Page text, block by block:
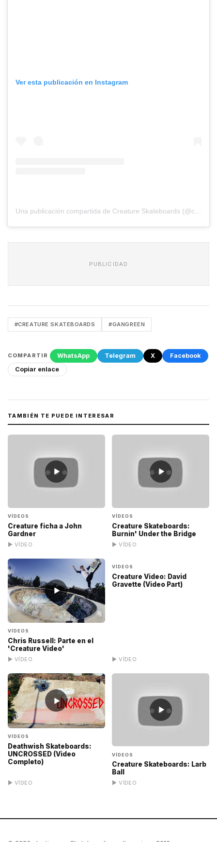
Ver esta publicación en Instagram
PUBLICIDAD
#CREATURE SKATEBOARDS #GANGREEN
COMPARTIR WhatsApp Telegram X
Facebook
Copiar enlace
TAMBIÉN TE PUEDE INTERESAR
▶
VÍDEOS
Creature ficha a John
Gardner
▶ VÍDEO
▶
VÍDEOS
Creature Skateboards:
Burnin' Under the Bridge
▶ VÍDEO
▶
VÍDEOS
Chris Russell: Parte en el
'Creature Video'
▶ VÍDEO
VÍDEOS
Creature Video: David
Gravette (Video Part)
▶ VÍDEO
▶
VÍDEOS
Deathwish Skateboards:
UNCROSSED (Video
Completo)
▶ VÍDEO
▶
VÍDEOS
Creature Skateboards: Larb
Ball
▶ VÍDEO